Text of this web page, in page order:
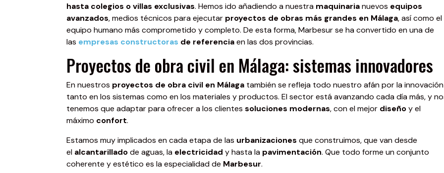
hasta colegios o villas exclusivas. Hemos ido añadiendo a nuestra maquinarianuevos equipos
avanzados, medios técnicos para ejecutar proyectos de obras más grandes en Málaga, así como el
equipo humano más comprometido y completo. De esta forma, Marbesur se ha convertido en una de
las empresas constructoras de referenciaen las dos provincias.
Proyectos de obra civil en Málaga: sistemas innovadores
En nuestros proyectos de obra civil en Málaga también se refleja todo nuestro afán por la innovación
tanto en los sistemas como en los materiales y productos. El sector está avanzando cada día más, y
tenemos que adaptar para ofrecer a los clientessoluciones modernas, con el mejor diseñoy el
máximo confort.
Estamos muy implicados en cada etapa de las urbanizaciones que construimos, que van desde
el alcantarilladode aguas, la electricidad y hasta la pavimentación. Que todo forme un conjunto
coherente y estético es la especialidad de Marbesur.